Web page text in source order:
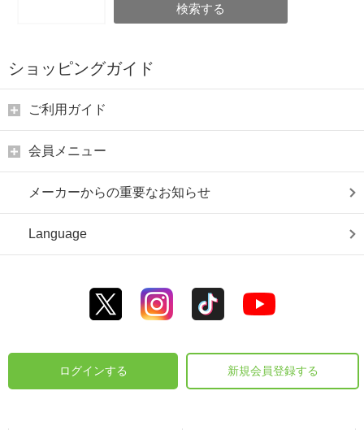
検索する
ショッピングガイド
ご利用ガイド
会員メニュー
メーカーからの重要なお知らせ
Language
ログインする 新規会員登録する